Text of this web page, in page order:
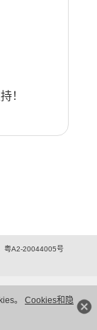
。 Cookies和隐
！
粤A2-20044005号